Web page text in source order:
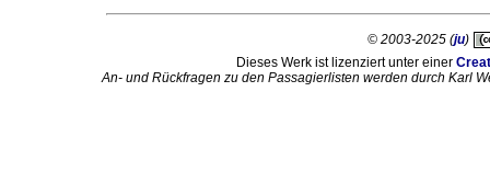
© 2003-2025 (ju)
Dieses Werk ist lizenziert unter einer
An- und Rückfragen zu den Passagierlisten werden durch Karl